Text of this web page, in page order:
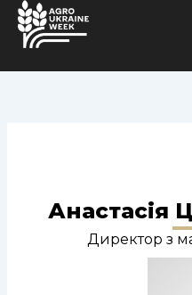
Перейти
вмісту
Анастасія
Директор з